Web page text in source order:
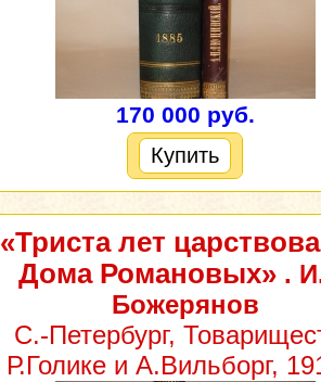
170 000 руб.
Купить
«Триста лет
Дома Романовых» .
Божерянов
С.-Петербург,
Р.Голике и А.Вильборг,